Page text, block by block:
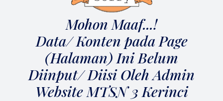
Mohon Maaf...!
Data/ Konten pada Page
(Halaman) Ini Belum
Diinput/ Diisi Oleh Admin
Website MTSN 3 Kerinci